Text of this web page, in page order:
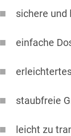
sichere und
einfache
staubfreie
leicht zu